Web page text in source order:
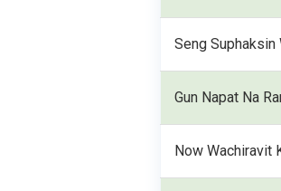
Seng
Gun Napat Na
Now Wachiravit